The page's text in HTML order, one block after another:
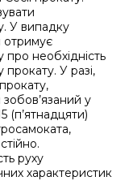
У випадку
необхідність
У разі,
у
(п’ятнадцяти)
руху
характеристик